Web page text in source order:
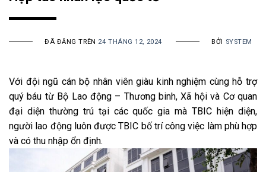
ĐÃ ĐĂNG TRÊN 24 THÁNG 12, 2024 BỞI SYSTEM
Với đội ngũ cán bộ nhân viên giàu kinh nghiệm cùng hỗ trợ
quý báu từ Bộ Lao động – Thương binh, Xã hội và Cơ quan
đại diện thường trú tại các quốc gia mà TBIC hiện diện,
người lao động luôn được TBIC bố trí công việc làm phù hợp
và có thu nhập ổn định.